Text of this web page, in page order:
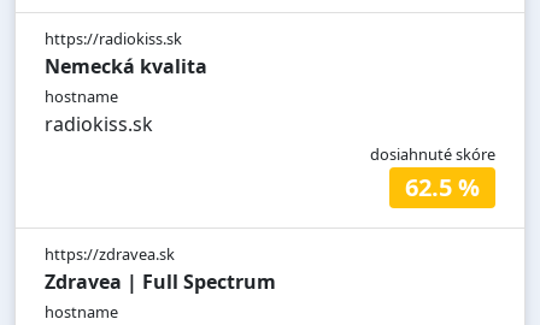
https://radiokiss.sk
Nemecká kvalita
hostname
radiokiss.sk
dosiahnuté skóre
62.5 %
https://zdravea.sk
Zdravea | Full Spectrum
hostname